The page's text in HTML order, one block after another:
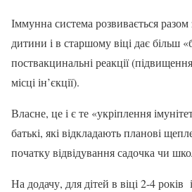
Іммунна система розвивається
дитини і в старшому віці дає більш
поствакцинальні реакції
місці ін’єкції).
Власне, це і є те «укріплення
батькі, які відкладають планові
початку відвідування садочка чи
На додачу, для дітей в віці 2-4 років